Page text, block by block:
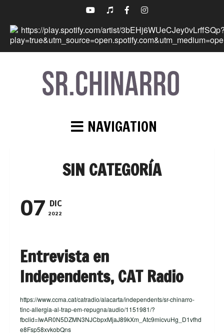
NAVIGATION
SIN CATEGORÍA
07 DIC
2022
Entrevista en
Independents, CAT Radio
https://www.ccma.cat/catradio/alacarta/independents/sr-chinarro-
tinc-allergia-al-trap-em-repugna/audio/1151981/?
fbclid=IwAR0N5DZMN3NJCbpxMjaJ89kXm_Atc9micvuHg_D1vfhd
e8Fsp58xvkobQns